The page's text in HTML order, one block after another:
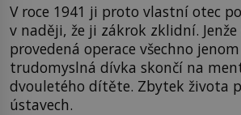
V roce 1941 ji proto vlastní otec
v naději, že ji zákrok zklidní.
provedená operace všechno
trudomyslná dívka skončí na
dvouletého dítěte. Zbytek života
ústavech.